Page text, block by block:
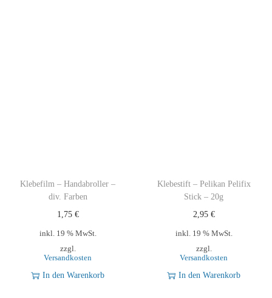
Klebefilm – Handabroller –
div. Farben
1,75 €
inkl. 19 % MwSt.
zzgl.
Versandkosten
In den Warenkorb
Klebestift – Pelikan Pelifix
Stick – 20g
2,95 €
inkl. 19 % MwSt.
zzgl.
Versandkosten
In den Warenkorb